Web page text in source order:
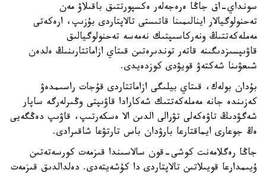
سونداي-اق جاڭا ەرەجەلەر ەكسپورتتىق باقىلاۋ مەن
تەحنولوگيالار اينالىمىنا قاتىستى تالاپتاردى بۇزىپ، ارەكەتى
مەملەكەتتىڭ ونەركاسىپتىك نەمەسە تەحنولوگيالىق
قاۋىپسىزدىگىنە قاتەر توندىرەتىن قىتاي ازاماتتارىنىڭ ەلدەن
شىعۋىنا شەكتەۋ قويۋدى كوزدەيدى.
بۇدان بولەك، قىتاي بيلىگى ازاماتتاردى قۇجات راسىمدەۋ
كەزىندە جانە مەملەكەتتىك شەكارادا قاۋىپتى وڭىرلەرگە ساپار
شەگۋدىڭ تاۋەكەلى تۋرالى الدىن الا ەسكەرتىپ، قاۋىپ دەڭگەيى
ەڭ جوعارى ايماقتارعا بارۋدان باس تارتۋعا شاقىرادى.
جاڭا رەگلامەنت كوشى-قون سالاسىندا قىزمەت كورسەتەتىن
ۇيىمدارعا قويىلاتىن تالاپتاردى دا كۇشەيتەدى. دەلدالدىق قىزمەت